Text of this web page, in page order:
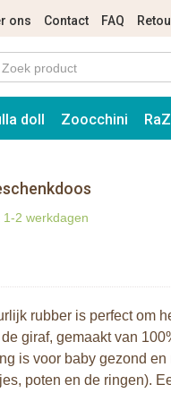
ons Contact FAQ
doll Zoocchini
2 werkdagen
rubber is perfect om
giraf, gemaakt van
is voor baby gezond
poten en de ringen).